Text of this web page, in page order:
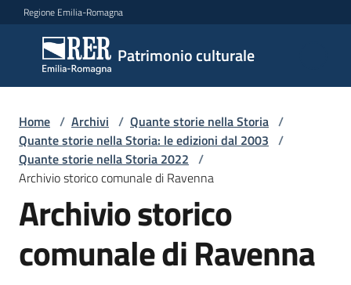
Vai al contenuto
Vai alla navigazione
Vai al footer
Regione Emilia-Romagna
Patrimonio culturale
Patrimonio
culturale
Argomenti
Novità
Servizi
Home / Archivi / Quante storie nella Storia /
Quante storie nella Storia: le edizioni dal 2003 /
Quante storie nella Storia 2022 /
Archivio storico comunale di Ravenna
Archivio storico
comunale di Ravenna